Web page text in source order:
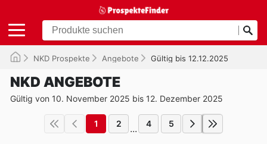
NKD Prospekte Angebote Gültig bis 12.12.2025
NKD ANGEBOTE
Gültig von 10. November 2025 bis 12. Dezember 2025
1 2 ... 4 5